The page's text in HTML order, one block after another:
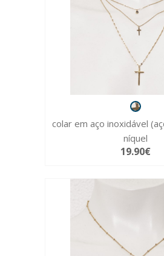
colar em aço inoxidável
níquel
19.90€